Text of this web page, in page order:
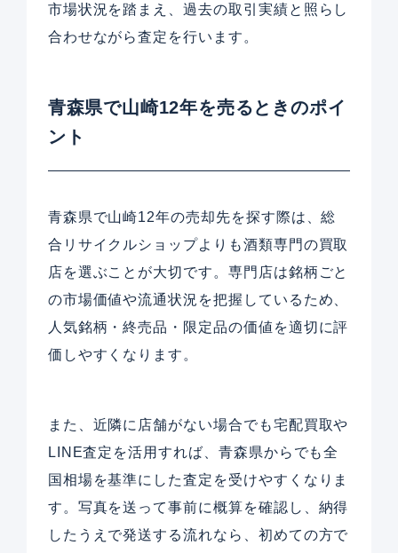
市場状況を踏まえ、過去の取引実績と照らし
合わせながら査定を行います。
青森県で山崎12年を売るときのポイ
ント
青森県で山崎12年の売却先を探す際は、総
合リサイクルショップよりも酒類専門の買取
店を選ぶことが大切です。専門店は銘柄ごと
の市場価値や流通状況を把握しているため、
人気銘柄・終売品・限定品の価値を適切に評
価しやすくなります。
また、近隣に店舗がない場合でも宅配買取や
LINE査定を活用すれば、青森県からでも全
国相場を基準にした査定を受けやすくなりま
す。写真を送って事前に概算を確認し、納得
したうえで発送する流れなら、初めての方で